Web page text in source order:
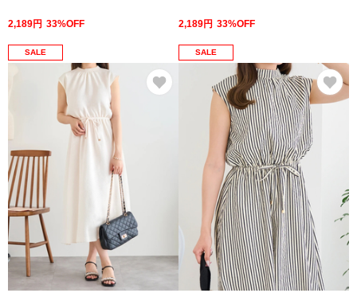
2,189円 33%OFF 2,189円 33%OFF
SALE SALE